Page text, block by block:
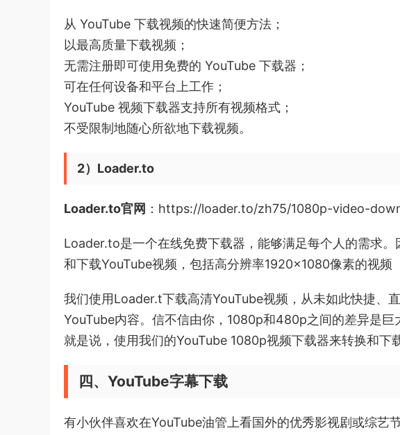
从 YouTube 下载视频的快速简便方法；
以最高质量下载视频；
无需注册即可使用免费的 YouTube 下载器；
可在任何设备和平台上工作；
YouTube 视频下载器支持所有视频格式；
不受限制地随心所欲地下载视频。
2）Loader.to
Loader.to官网 ：https://loader.to/zh75/1080p-video-
Loader.to是一个在线免费下载器，能够满足每个人的需求
和下载YouTube视频，包括高分辨率1920×1080像素的视频
我们使用Loader.t下载高清YouTube视频，从未如此快捷、
YouTube内容。信不信由你，1080p和480p之间的差异是
就是说，使用我们的YouTube 1080p视频下载器来转换和下
四、YouTube字幕下载
有小伙伴喜欢在YouTube油管上看国外的优秀影视剧或综艺